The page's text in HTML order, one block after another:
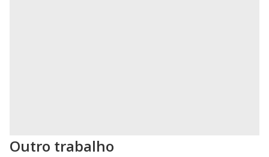
Outro trabalho